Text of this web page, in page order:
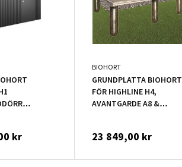
kr
BIOHORT
GRUNDPLATTA BIOHORT
FÖR HIGHLINE H4,
AVANTGARDE A8 &
23 849,00 kr